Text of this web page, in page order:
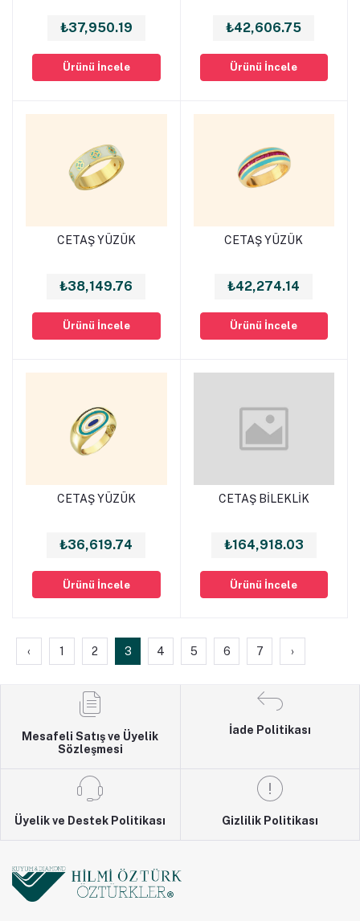
₺37,950.19
Ürünü İncele
₺42,606.75
Ürünü İncele
Sepete Ekle
CETAŞ YÜZÜK
₺38,149.76
Ürünü İncele
Sepete Ekle
CETAŞ YÜZÜK
₺42,274.14
Ürünü İncele
Sepete Ekle
CETAŞ YÜZÜK
₺36,619.74
Ürünü İncele
Sepete Ekle
CETAŞ BİLEKLİK
₺164,918.03
Ürünü İncele
‹ 1 2 3 4 5 6 7 ›
Mesafeli Satış ve Üyelik
Sözleşmesi
İade Politikası
Üyelik ve Destek Politikası Gizlilik Politikası